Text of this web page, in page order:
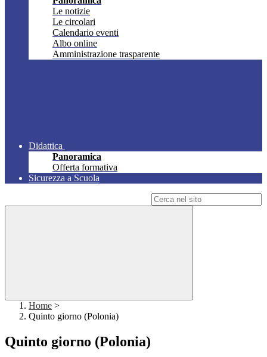
Le notizie
Le circolari
Calendario eventi
Albo online
Amministrazione trasparente
Didattica
Panoramica
Offerta formativa
Sicurezza a Scuola
Home >
Quinto giorno (Polonia)
Quinto giorno (Polonia)